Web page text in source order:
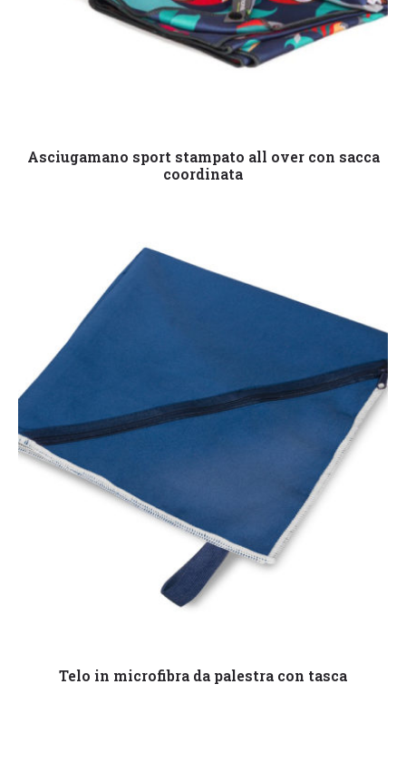
Leggi tutto
Asciugamano sport stampato all over con sacca
coordinata
Leggi tutto
Telo in microfibra da palestra con tasca